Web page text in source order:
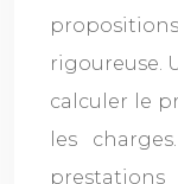
rigoureuse.
calculer le
les